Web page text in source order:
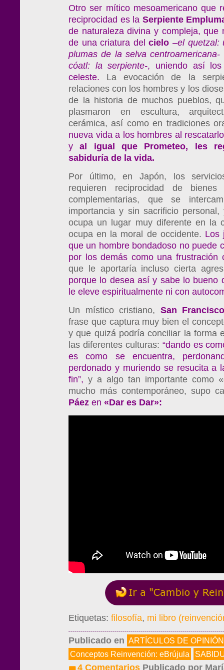
Otro ser mítico mesoamericano que
reciprocidad es la Serpiente
de naturaleza divina y compleja, que
de una criatura delcielo –el quetzal:
plumas de la selva centroamericana-
cóatl: la serpiente-, uniendo así los
celeste. La evocación de la
relaciones con los hombres y los
de la historia de muchos pueblos,
plasmaron en escultura,
cerámica, así como en tradiciones
nueva vida a los hombres al
yal igual que Prometeo, les
sabiduría de la vida.
Por último, en Japón, los
requieren reciprocidad de bienes
complementarias, que se
importancia y sin sacrificio
ocupa un lugar muy diferente en la
ocupa en la moral de occidente. Los
que un hombre bondadoso no puede
por los demás como una frustración
que le aportaría incluso cierta
porque lo desea así y sabe lo bueno
le eleve espiritualmente ni con
Un místico cristiano, San
frase que captura muy bien el
y que quizá podría conciliar la forma
las diferentes culturas: “dando es
es como se encuentra,
perdonado y muriendo se resucita a
fin”, y a algo tan importante como
mucho más contemporáneo, supo
Páez en «Dar es Dar»:
Etiquetas: filosofía, mi libro
Publicado en ARTÍCULOS DE OPINIÓN
Conceptos Reinvención: eBrújula
4 Comentarios Publicado por